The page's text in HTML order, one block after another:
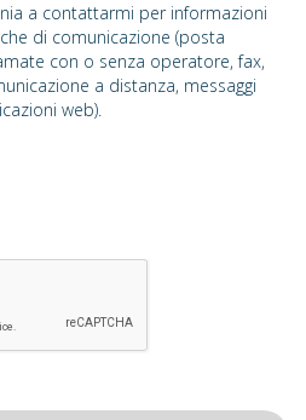
a contattarmi per informazioni
di comunicazione (posta
con o senza operatore, fax,
a distanza, messaggi
web).